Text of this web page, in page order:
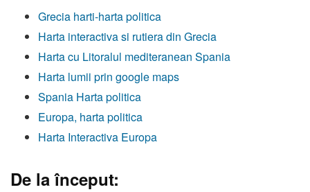
Grecia harti-harta politica
Harta interactiva si rutiera din Grecia
Harta cu Litoralul mediteranean Spania
Harta lumii prin google maps
Spania Harta politica
Europa, harta politica
Harta Interactiva Europa
De la început: